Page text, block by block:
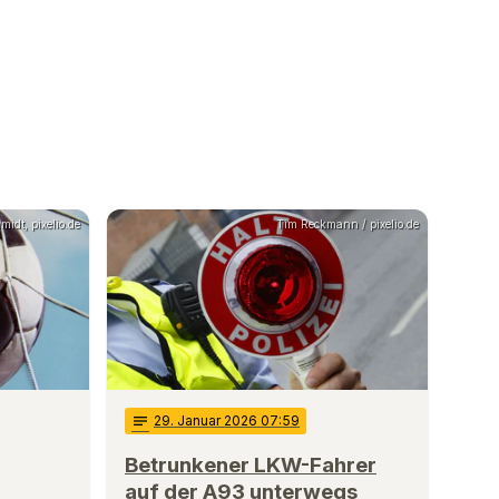
pixelio.de Tim Reckmann / pixelio.de
notes 29. Januar 2026 07:59
Betrunkener LKW-Fahrer
auf der A93 unterwegs